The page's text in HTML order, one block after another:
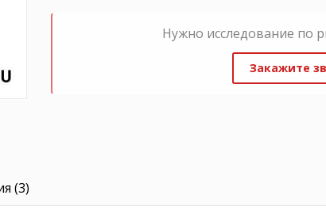
Нужно исследование по
Закажите
(3)